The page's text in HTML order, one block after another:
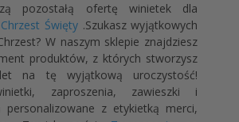
pozostałą ofertę winietek dla
Święty.Szukasz wyjątkowych
W naszym sklepie znajdziesz
produktów, z których stworzysz
na tę wyjątkową uroczystość!
zaproszenia, zawieszki i
personalizowane z etykietką merci,